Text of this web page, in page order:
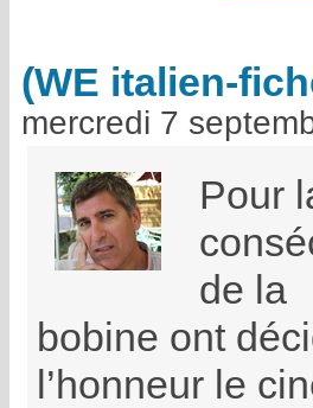
(WE italien-
mercredi 7
Pour
de la
bobine ont
l’honneur le